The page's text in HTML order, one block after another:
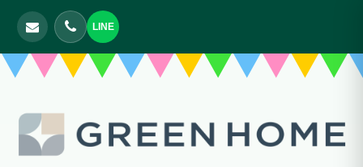
LINE